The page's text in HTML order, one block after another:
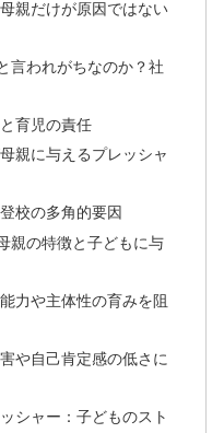
親だけが原因ではない
言われがちなのか？社
育児の責任
親に与えるプレッシャ
校の多角的要因
親の特徴と子どもに与
力や主体性の育みを阻
や自己肯定感の低さに
シャー：子どものスト